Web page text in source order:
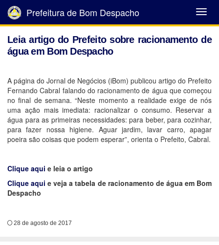
Abrir
Menu
Prefeitura de Bom Despacho
Leia artigo do Prefeito sobre racionamento de
água em Bom Despacho
A página do Jornal de Negócios (iBom) publicou artigo do Prefeito
Fernando Cabral falando do racionamento de água que começou
no final de semana. “Neste momento a realidade exige de nós
uma ação mais imediata: racionalizar o consumo. Reservar a
água para as primeiras necessidades: para beber, para cozinhar,
para fazer nossa higiene. Aguar jardim, lavar carro, apagar
poeira são coisas que podem esperar”, orienta o Prefeito, Cabral.
Clique aqui e leia o artigo
Clique aqui e veja a tabela de racionamento de água em Bom
Despacho
28 de agosto de 2017